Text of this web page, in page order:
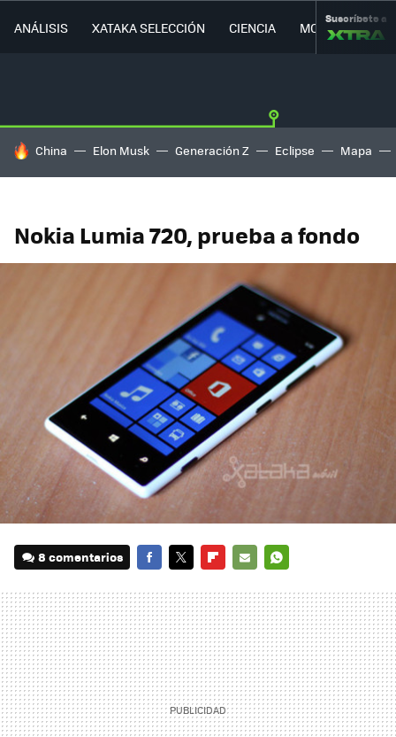
ANÁLISIS XATAKA SELECCIÓN CIENCIA MOVILIDAD
Suscríbete a
HOY SE HABLA DE
China Elon Musk Generación Z Eclipse Mapa
Nokia Lumia 720, prueba a fondo
8 comentarios
MAIL